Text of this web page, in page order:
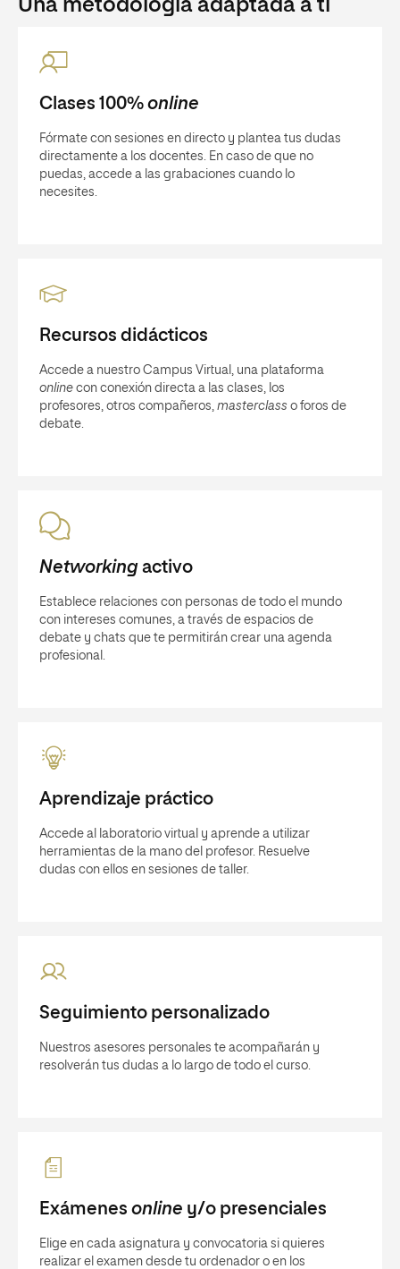
Una metodología adaptada a ti
Clases 100% online
Fórmate con sesiones en directo y plantea tus dudas
directamente a los docentes. En caso de que no
puedas, accede a las grabaciones cuando lo
necesites.
Recursos didácticos
Accede a nuestro Campus Virtual, una plataforma
online con conexión directa a las clases, los
profesores, otros compañeros, masterclass o foros de
debate.
Networkingactivo
Establece relaciones con personas de todo el mundo
con intereses comunes, a través de espacios de
debate y chats que te permitirán crear una agenda
profesional.
Aprendizaje práctico
Accede al laboratorio virtual y aprende a utilizar
herramientas de la mano del profesor. Resuelve
dudas con ellos en sesiones de taller.
Seguimiento personalizado
Nuestros asesores personales te acompañarán y
resolverán tus dudas a lo largo de todo el curso.
Exámenes online y/o presenciales
Elige en cada asignatura y convocatoria si quieres
realizar el examen desde tu ordenador o en los